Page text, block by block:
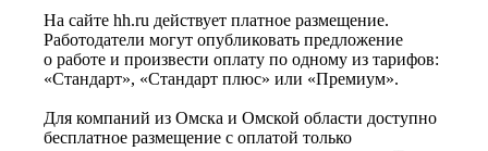
На сайте hh.ru действует платное размещение.
Работодатели могут опубликовать предложение
о работе и произвести оплату по одному из тарифов:
«Стандарт», «Стандарт плюс» или «Премиум».
Для компаний из Омска и Омской области доступно
бесплатное размещение с оплатой только